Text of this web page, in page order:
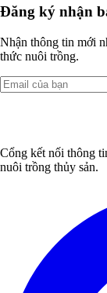
Đăng ký nhận
Nhận thông tin mới
thức nuôi trồng.
Cổng kết nối thông
nuôi trồng thủy sản.